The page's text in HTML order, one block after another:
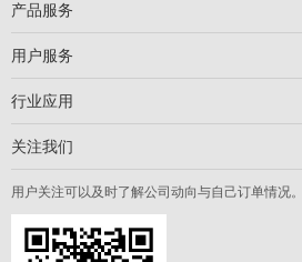
产品服务
用户服务
行业应用
关注我们
用户关注可以及时了解公司动向与自己订单情况。